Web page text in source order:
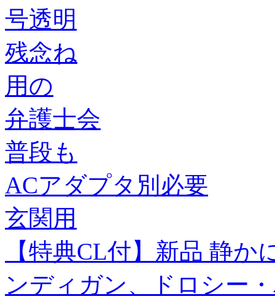
号透明
残念ね
用の
弁護士会
普段も
ACアダプタ別必要
玄関用
【特典CL付】新品 静
ンディガン、ドロシー